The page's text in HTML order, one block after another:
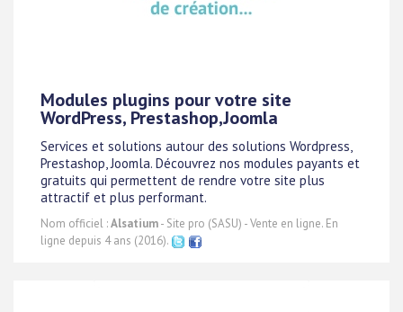
Modules plugins pour votre site
WordPress, Prestashop,Joomla
Services et solutions autour des solutions Wordpress,
Prestashop, Joomla. Découvrez nos modules payants et
gratuits qui permettent de rendre votre site plus
attractif et plus performant.
Nom officiel :Alsatium- Site pro (SASU) - Vente en ligne. En
ligne depuis 4 ans (2016).